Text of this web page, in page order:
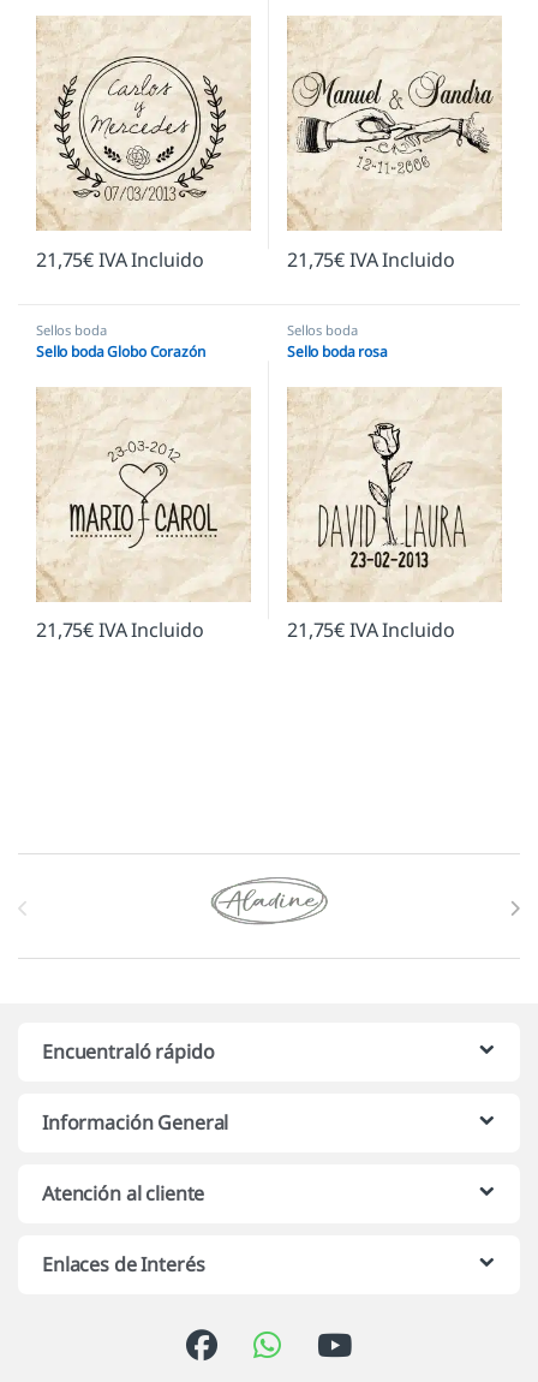
21,75€IVA Incluido 21,75€IVA Incluido
Sellos boda
Sello boda Globo Corazón
21,75€IVA Incluido
Sellos boda
Sello boda rosa
21,75€IVA Incluido
Marcas De Carrusel
Encuentraló rápido
Información General
Atención al cliente
Enlaces de Interés